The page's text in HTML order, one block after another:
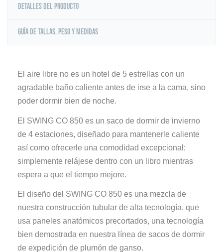
Detalles del producto
Guía de tallas, peso y medidas
El aire libre no es un hotel de 5 estrellas con un
agradable baño caliente antes de irse a la cama, sino
poder dormir bien de noche.
El SWING CO 850 es un saco de dormir de invierno
de 4 estaciones, diseñado para mantenerle caliente
así como ofrecerle una comodidad excepcional;
simplemente relájese dentro con un libro mientras
espera a que el tiempo mejore.
El diseño del SWING CO 850 es una mezcla de
nuestra construcción tubular de alta tecnología, que
usa paneles anatómicos precortados, una tecnología
bien demostrada en nuestra línea de sacos de dormir
de expedición de plumón de ganso.